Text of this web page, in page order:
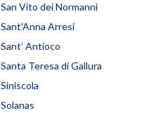
San Vito dei Normanni
Sant'Anna Arresi
Sant’ Antioco
Santa Teresa di Gallura
Siniscola
Solanas